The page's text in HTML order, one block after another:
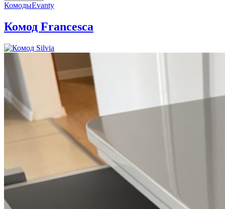
КомодыEvanty
Комод Francesca